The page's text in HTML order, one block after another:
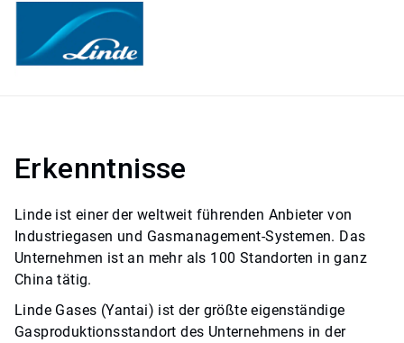
Erkenntnisse
Linde ist einer der weltweit führenden Anbieter von
Industriegasen und Gasmanagement-Systemen. Das
Unternehmen ist an mehr als 100 Standorten in ganz
China tätig.
Linde Gases (Yantai) ist der größte eigenständige
Gasproduktionsstandort des Unternehmens in der